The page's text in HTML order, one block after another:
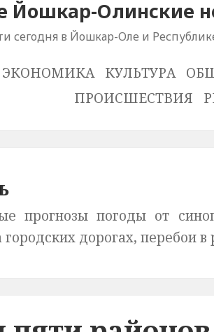
Йошкар-Олинские
сегодня в Йошкар-Оле и
ЭКОНОМИКА КУЛЬТУРА
ПРОИСШЕСТВИЯ
прогнозы погоды от
городских дорогах, перебои в